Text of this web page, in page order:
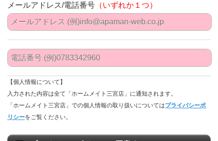
メールアドレス/電話番号 （いずれか１つ）
【個人情報について】
入力された内容は全て「ホームメイト三宮店」に通知されます。
「ホームメイト三宮店」での個人情報の取り扱いについてはプライバシーポ
リシーをご覧ください。